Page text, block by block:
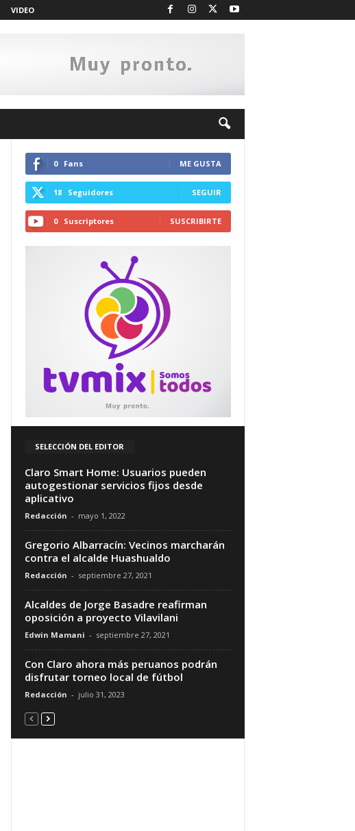
VIDEO
0 Fans ME GUSTA
18 Seguidores SEGUIR
0 Suscriptores SUSCRIBIRTE
SELECCIÓN DEL EDITOR
Claro Smart Home: Usuarios pueden
autogestionar servicios fijos desde
aplicativo
Redacción - mayo 1, 2022
Gregorio Albarracín: Vecinos marcharán
contra el alcalde Huashualdo
Redacción - septiembre 27, 2021
Alcaldes de Jorge Basadre reafirman
oposición a proyecto Vilavilani
Edwin Mamani - septiembre 27, 2021
Con Claro ahora más peruanos podrán
disfrutar torneo local de fútbol
Redacción - julio 31, 2023